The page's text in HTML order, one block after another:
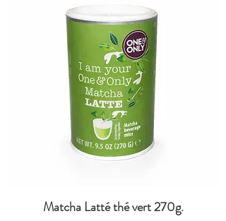
Matcha Latté thé vert 270g.